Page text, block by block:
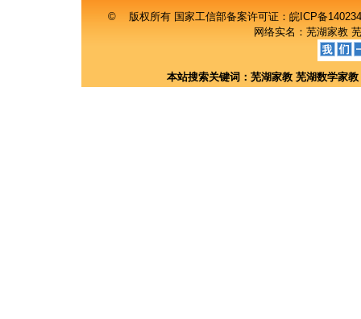
© 版权所有 国家工信部备案许可证： 皖ICP备
网络实名： 芜湖家教
本站搜索关键词： 芜湖家教 芜湖数学家教